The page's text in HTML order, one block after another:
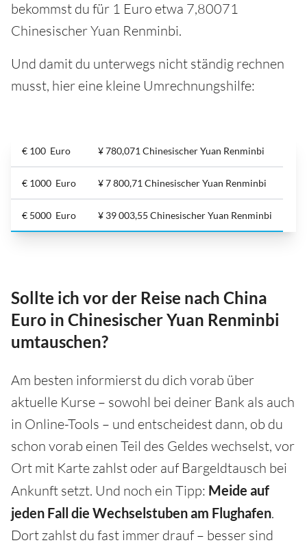
bekommst du für 1 Euro etwa 7,80071
Chinesischer Yuan Renminbi.
Und damit du unterwegs nicht ständig rechnen
musst, hier eine kleine Umrechnungshilfe:
€ 100 Euro ¥ 780,071 Chinesischer Yuan Renminbi
€ 1000 Euro ¥ 7 800,71 Chinesischer Yuan Renminbi
€ 5000 Euro ¥ 39 003,55 Chinesischer Yuan Renminbi
Sollte ich vor der Reise nach China
Euro in Chinesischer Yuan Renminbi
umtauschen?
Am besten informierst du dich vorab über
aktuelle Kurse – sowohl bei deiner Bank als auch
in Online-Tools – und entscheidest dann, ob du
schon vorab einen Teil des Geldes wechselst, vor
Ort mit Karte zahlst oder auf Bargeldtausch bei
Ankunft setzt. Und noch ein Tipp: Meide auf
jeden Fall die Wechselstuben am Flughafen.
Dort zahlst du fast immer drauf – besser sind